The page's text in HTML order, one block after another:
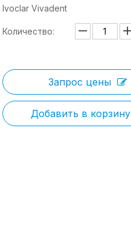
Ivoclar Vivadent
Количество:
Запрос цены
Добавить в корзину